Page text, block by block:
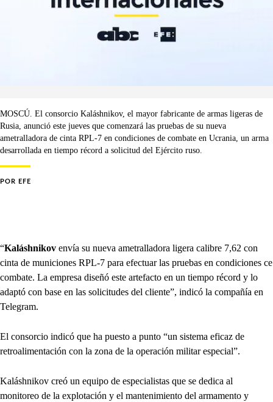
MOSCÚ. El consorcio Kaláshnikov, el mayor fabricante de armas ligeras de
Rusia, anunció este jueves que comenzará las pruebas de su nueva
ametralladora de cinta RPL-7 en condiciones de combate en Ucrania, un arma
desarrollada en tiempo récord a solicitud del Ejército ruso.
POR EFE
“Kaláshnikov envía su nueva ametralladora ligera calibre 7,62 con
cinta de municiones RPL-7 para efectuar las pruebas en condiciones ce
combate. La empresa diseñó este artefacto en un tiempo récord y lo
adaptó con base en las solicitudes del cliente”, indicó la compañía en
Telegram.
El consorcio indicó que ha puesto a punto “un sistema eficaz de
retroalimentación con la zona de la operación militar especial”.
Kaláshnikov creó un equipo de especialistas que se dedica al
monitoreo de la explotación y el mantenimiento del armamento y